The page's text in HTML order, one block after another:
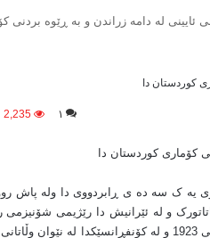
ئایینی له دامه زراندن و به ڕێوه بردنی
کوردستان دا
۱ 2,235
کۆماری کوردستان دا
یه ک سه ده ی ڕابردووی دا وله پاش
و له ئێرانیش دا رێژیمی
وێنه بووه . پاش ئه وه ی که په یمانی لۆزان له ساڵی 1923 و